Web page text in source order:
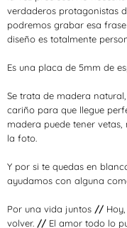
verdaderos protagonistas
podremos grabar esa
diseño es totalmente
Es una placa de 5mm de
Se trata de madera
cariño para que llegue
madera puede tener
la foto.
Y por si te quedas en
ayudamos con alguna
Por una vida juntos //
volver. // El amor todo lo